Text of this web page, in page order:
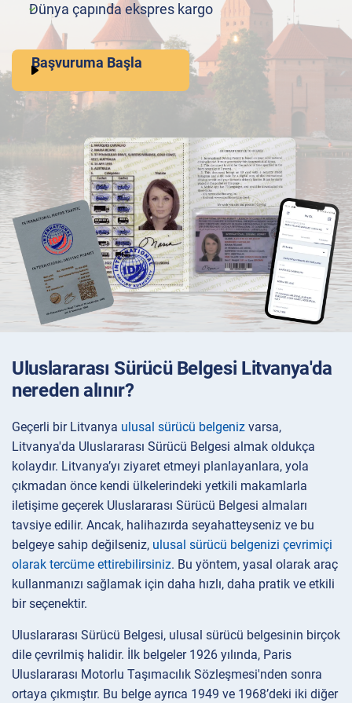
Dünya çapında ekspres kargo
Başvuruma Başla
Uluslararası Sürücü Belgesi Litvanya'da
nereden alınır?
Geçerli bir Litvanya ulusal sürücü belgeniz varsa,
Litvanya'da Uluslararası Sürücü Belgesi almak oldukça
kolaydır. Litvanya’yı ziyaret etmeyi planlayanlara, yola
çıkmadan önce kendi ülkelerindeki yetkili makamlarla
iletişime geçerek Uluslararası Sürücü Belgesi almaları
tavsiye edilir. Ancak, halihazırda seyahatteyseniz ve bu
belgeye sahip değilseniz, ulusal sürücü belgenizi çevrimiçi
olarak tercüme ettirebilirsiniz. Bu yöntem, yasal olarak araç
kullanmanızı sağlamak için daha hızlı, daha pratik ve etkili
bir seçenektir.
Uluslararası Sürücü Belgesi, ulusal sürücü belgesinin birçok
dile çevrilmiş halidir. İlk belgeler 1926 yılında, Paris
Uluslararası Motorlu Taşımacılık Sözleşmesi'nden sonra
ortaya çıkmıştır. Bu belge ayrıca 1949 ve 1968’deki iki diğer